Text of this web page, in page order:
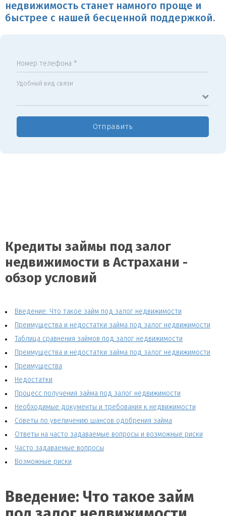
недвижимость станет намного проще и
быстрее с нашей бесценной поддержкой.
Номер телефона *
Удобный вид связи
Отправить
Кредиты займы под залог
недвижимости в Астрахани -
обзор условий
Введение: Что такое займ под залог недвижимости
Преимущества и недостатки займа под залог недвижимости
Таблица сравнения займов под залог недвижимости
Преимущества и недостатки займа под залог недвижимости
Преимущества
Недостатки
Процесс получения займа под залог недвижимости
Необходимые документы и требования к недвижимости
Советы по увеличению шансов одобрения займа
Ответы на часто задаваемые вопросы и возможные риски
Часто задаваемые вопросы
Возможные риски
Введение: Что такое займ